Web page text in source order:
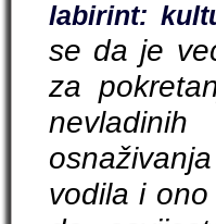
labirint:
se da je
za
vodila i